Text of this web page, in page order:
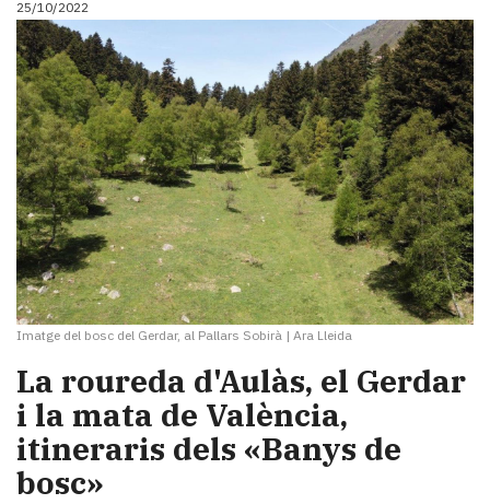
25/10/2022
Imatge del bosc del Gerdar, al Pallars Sobirà | Ara Lleida
La roureda d'Aulàs, el Gerdar
i la mata de València,
itineraris dels «Banys de
bosc»